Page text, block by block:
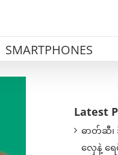
SMARTPHONES
Latest
ဓာတ်ဆီ
လှေနဲ့ ရေ